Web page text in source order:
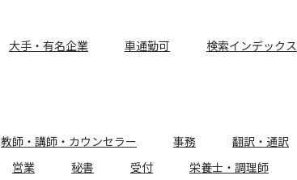
大手・有名企業 車通勤可 検索インデックス
教師・講師・カウンセラー 事務
翻訳・通訳
営業 秘書 受付 栄養士・調理師